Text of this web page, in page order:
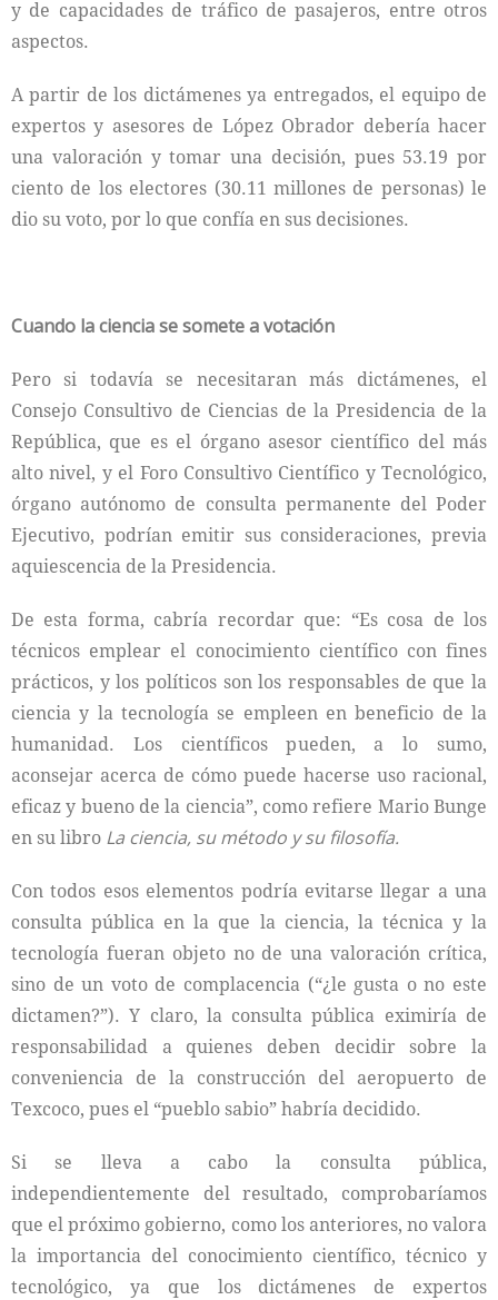
y de capacidades de tráfico de pasajeros, entre otros
aspectos.
A partir de los dictámenes ya entregados, el equipo de
expertos y asesores de López Obrador debería hacer
una valoración y tomar una decisión, pues 53.19 por
ciento de los electores (30.11 millones de personas) le
dio su voto, por lo que confía en sus decisiones.
Cuando la ciencia se somete a votación
Pero si todavía se necesitaran más dictámenes, el
Consejo Consultivo de Ciencias de la Presidencia de la
República, que es el órgano asesor científico del más
alto nivel, y el Foro Consultivo Científico y Tecnológico,
órgano autónomo de consulta permanente del Poder
Ejecutivo, podrían emitir sus consideraciones, previa
aquiescencia de la Presidencia.
De esta forma, cabría recordar que: “Es cosa de los
técnicos emplear el conocimiento científico con fines
prácticos, y los políticos son los responsables de que la
ciencia y la tecnología se empleen en beneficio de la
humanidad. Los científicos pueden, a lo sumo,
aconsejar acerca de cómo puede hacerse uso racional,
eficaz y bueno de la ciencia”, como refiere Mario Bunge
en su libro La ciencia, su método y su filosofía.
Con todos esos elementos podría evitarse llegar a una
consulta pública en la que la ciencia, la técnica y la
tecnología fueran objeto no de una valoración crítica,
sino de un voto de complacencia (“¿le gusta o no este
dictamen?”). Y claro, la consulta pública eximiría de
responsabilidad a quienes deben decidir sobre la
conveniencia de la construcción del aeropuerto de
Texcoco, pues el “pueblo sabio” habría decidido.
Si se lleva a cabo la consulta pública,
independientemente del resultado, comprobaríamos
que el próximo gobierno, como los anteriores, no valora
la importancia del conocimiento científico, técnico y
tecnológico, ya que los dictámenes de expertos